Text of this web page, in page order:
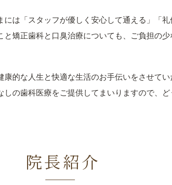
は「スタッフが優しく安心して通える」「
矯正歯科と口臭治療についても、ご負担の
的な人生と快適な生活のお手伝いをさせて
の歯科医療をご提供してまいりますので、
院長紹介